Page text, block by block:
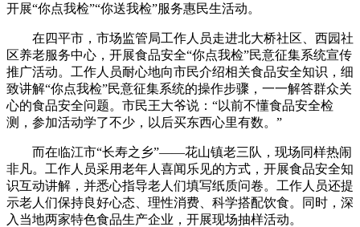
开展“你点我检”“你送我检”服务惠民生活动。
在四平市，市场监管局工作人员走进北大桥社区、西园社
区养老服务中心，开展食品安全“你点我检”民意征集系统宣传
推广活动。工作人员耐心地向市民介绍相关食品安全知识，细
致讲解“你点我检”民意征集系统的操作步骤，一一解答群众关
心的食品安全问题。市民王大爷说：“以前不懂食品安全检
测，参加活动学了不少，以后买东西心里有数。”
而在临江市“长寿之乡”——花山镇老三队，现场同样热闹
非凡。工作人员采用老年人喜闻乐见的方式，开展食品安全知
识互动讲解，并悉心指导老人们填写纸质问卷。工作人员还提
示老人们保持良好心态、理性消费、科学搭配饮食。同时，深
入当地两家特色食品生产企业，开展现场抽样活动。